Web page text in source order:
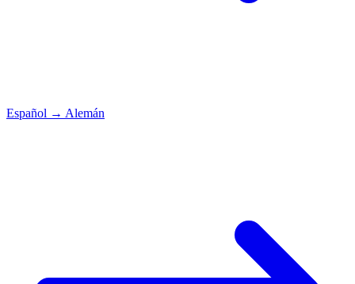
Español → Alemán